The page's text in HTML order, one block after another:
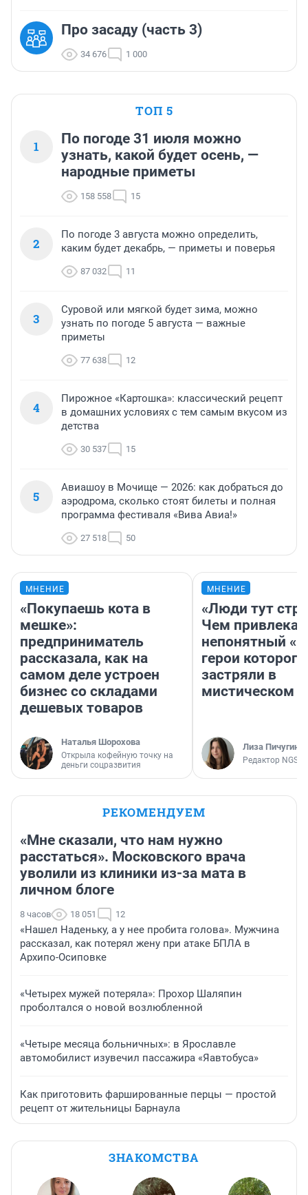
Про засаду (часть 3)
34 676 1 000
ТОП 5
1
По погоде 31 июля можно
узнать, какой будет осень, —
народные приметы
158 558 15
2
По погоде 3 августа можно определить,
каким будет декабрь, — приметы и поверья
87 032 11
3
Суровой или мягкой будет зима, можно
узнать по погоде 5 августа — важные
приметы
77 638 12
4
Пирожное «Картошка»: классический рецепт
в домашних условиях с тем самым вкусом из
детства
30 537 15
5
Авиашоу в Мочище — 2026: как добраться до
аэродрома, сколько стоят билеты и полная
программа фестиваля «Вива Авиа!»
27 518 50
МНЕНИЕ
«Покупаешь кота в
мешке»:
предприниматель
рассказала, как на
самом деле устроен
бизнес со складами
дешевых товаров
Наталья Шорохова
Открыла кофейную точку на
деньги соцразвития
МНЕНИЕ
«Люди тут
Чем
непонятный
герои которого
застряли в
мистическом
Лиза Пичугина
Редактор
РЕКОМЕНДУЕМ
«Мне сказали, что нам нужно
расстаться». Московского врача
уволили из клиники из-за мата в
личном блоге
8 часов 18 051 12
«Нашел Наденьку, а у нее пробита голова». Мужчина
рассказал, как потерял жену при атаке БПЛА в
Архипо-Осиповке
«Четырех мужей потеряла»: Прохор Шаляпин
проболтался о новой возлюбленной
«Четыре месяца больничных»: в Ярославле
автомобилист изувечил пассажира «Яавтобуса»
Как приготовить фаршированные перцы — простой
рецепт от жительницы Барнаула
ЗНАКОМСТВА